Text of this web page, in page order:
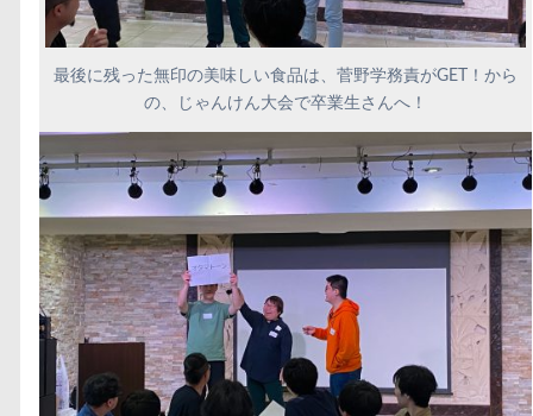
最後に残った無印の美味しい食品は、菅野学務責がGET！から
の、じゃんけん大会で卒業生さんへ！